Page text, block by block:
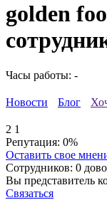
golden
Часы работы: -
Новости Блог
2 1
Репутация: 0%
Оставить свое
Сотрудников: 0
Вы представитель
Связаться